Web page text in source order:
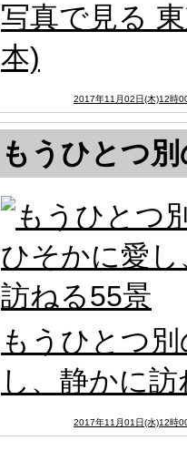
写真で見る
本)
2017年11月02日(木)12時
もうひとつ
もうひとつ
し、静かに
2017年11月01日(水)12時